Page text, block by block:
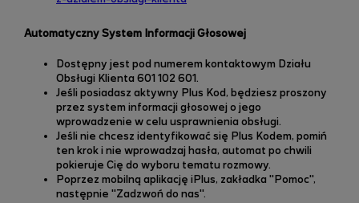
Automatyczny System Informacji Głosowej
Dostępny jest pod numerem kontaktowym Działu
Obsługi Klienta 601 102 601.
Jeśli posiadasz aktywny Plus Kod, będziesz proszony
przez system informacji głosowej o jego
wprowadzenie w celu usprawnienia obsługi.
Jeśli nie chcesz identyfikować się Plus Kodem, pomiń
ten krok i nie wprowadzaj hasła, automat po chwili
pokieruje Cię do wyboru tematu rozmowy.
Poprzez mobilną aplikację iPlus, zakładka "Pomoc",
następnie "Zadzwoń do nas".